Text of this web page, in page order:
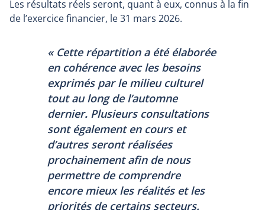
Les résultats réels seront, quant à eux, connus à la fin
de l’exercice financier, le 31 mars 2026.
« Cette répartition a été élaborée
en cohérence avec les besoins
exprimés par le milieu culturel
tout au long de l’automne
dernier. Plusieurs consultations
sont également en cours et
d’autres seront réalisées
prochainement afin de nous
permettre de comprendre
encore mieux les réalités et les
priorités de certains secteurs.